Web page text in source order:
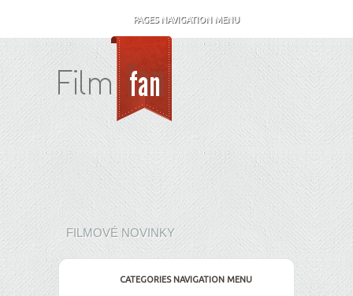
PAGES NAVIGATION MENU
FILMOVÉ NOVINKY
CATEGORIES NAVIGATION MENU